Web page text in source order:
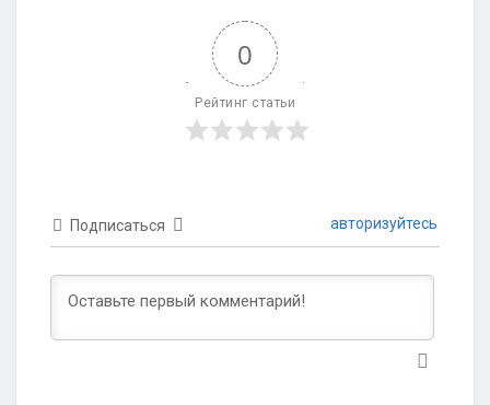
0
Рейтинг статьи
Подписаться авторизуйтесь